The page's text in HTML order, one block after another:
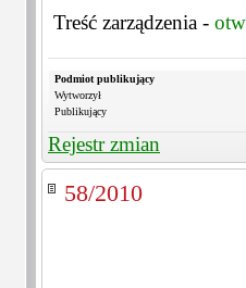
Treść zarządzenia -
Podmiot publikujący
Wytworzył
Publikujący
Rejestr zmian
58/2010